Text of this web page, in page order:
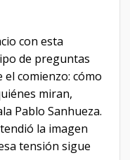
con esta
de preguntas
comienzo: cómo
miran,
Pablo Sanhueza.
la imagen
tensión sigue